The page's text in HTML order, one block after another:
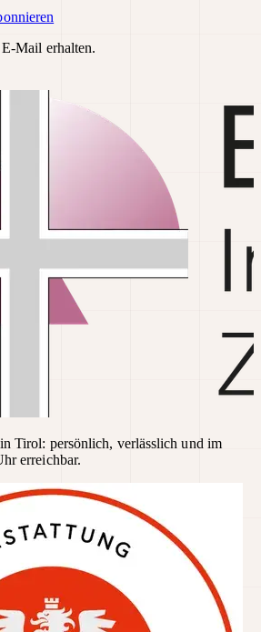
Mail erhalten.
Tirol: persönlich, verlässlich und im
erreichbar.